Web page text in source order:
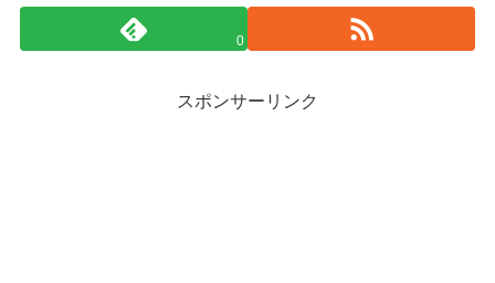
0
スポンサーリンク